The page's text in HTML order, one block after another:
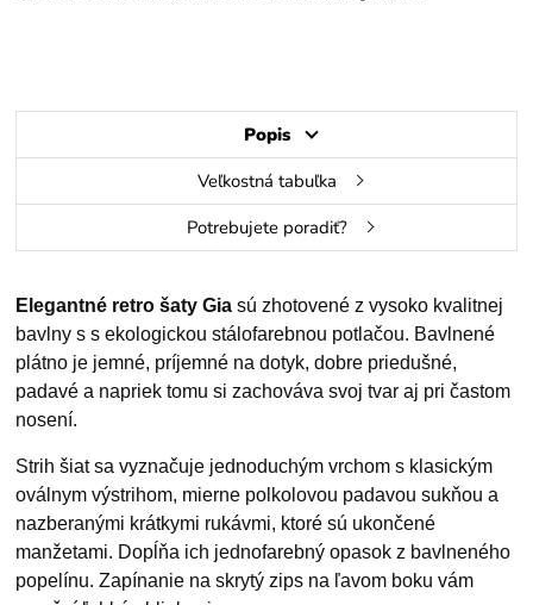
Popis
Veľkostná tabuľka
Potrebujete poradiť?
Elegantné retro šaty Giasú zhotovené z vysoko kvalitnej
bavlny s s ekologickou stálofarebnou potlačou. Bavlnené
plátno je jemné, príjemné na dotyk, dobre priedušné,
padavé a napriek tomu si zachováva svoj tvar aj pri častom
nosení.
Strih šiat sa vyznačuje jednoduchým vrchom s klasickým
oválnym výstrihom, mierne polkolovou padavou sukňou a
nazberanými krátkymi rukávmi, ktoré sú ukončené
manžetami. Dopĺňa ich jednofarebný opasok z bavlneného
popelínu. Zapínanie na skrytý zips na ľavom boku vám